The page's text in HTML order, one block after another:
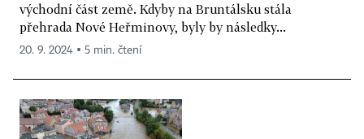
východní část země. Kdyby na Bruntálsku stála
přehrada Nové Heřminovy, byly by následky...
20. 9. 2024 ▪ 5 min. čtení